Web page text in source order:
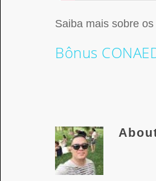
Saiba mais sobre
Bônus